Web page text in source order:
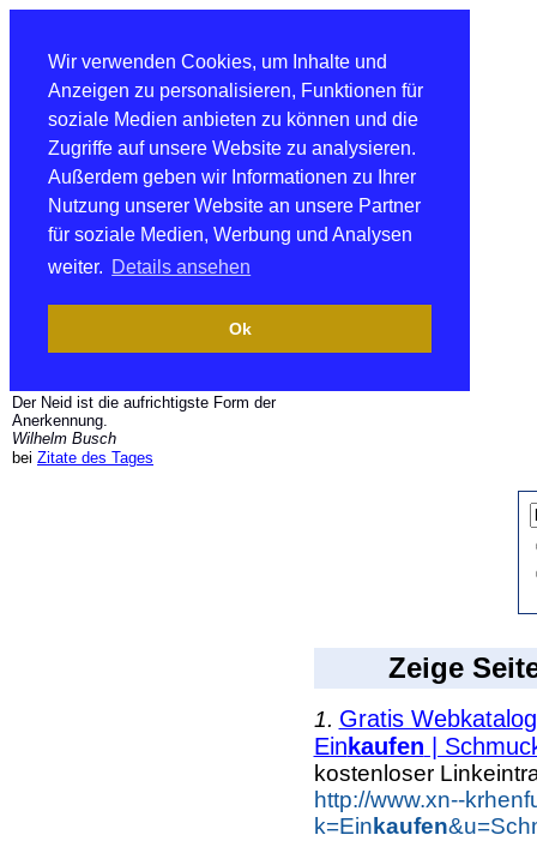
Wir verwenden Cookies, um Inhalte und
Anzeigen zu personalisieren, Funktionen für
soziale Medien anbieten zu können und die
Zugriffe auf unsere Website zu analysieren.
Außerdem geben wir Informationen zu Ihrer
Nutzung unserer Website an unsere Partner
für soziale Medien, Werbung und Analysen
weiter. Details ansehen
Ok
Der Neid ist die aufrichtigste Form der
Anerkennung.
Wilhelm Busch
bei Zitate des Tages
Zeige
1. Gratis
Ein kaufen |
kostenloser
http://www.xn--
k=Ein kaufen